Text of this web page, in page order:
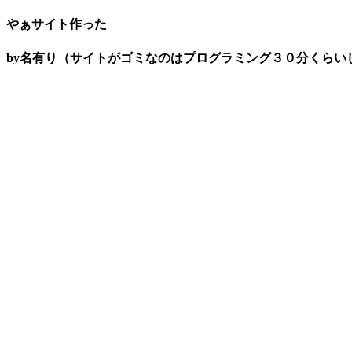
やぁサイト作った
by名有り（サイトがゴミなのはプログラミング３０分くらい